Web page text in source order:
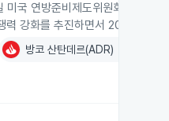
국 연방준비제도위원회로부터
력 강화를 추진하면서 2028년까
방코 산탄데르(ADR)